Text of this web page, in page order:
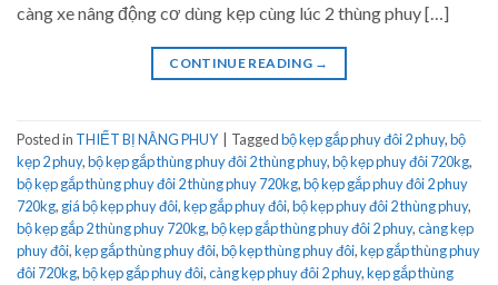
càng xe nâng động cơ dùng kẹp cùng lúc 2 thùng phuy […]
CONTINUE READING →
Posted in THIẾT BỊ NÂNG PHUY Taggedbộ kẹp gắp phuy đôi 2 phuy,bộ
kẹp 2 phuy,bộ kẹp gắp thùng phuy đôi 2 thùng phuy,bộ kẹp phuy đôi 720kg,
bộ kẹp gắp thùng phuy đôi 2 thùng phuy 720kg,bộ kẹp gắp phuy đôi 2 phuy
720kg, giá bộ kẹp phuy đôi,kẹp gắp phuy đôi,bộ kẹp phuy đôi 2 thùng phuy,
bộ kẹp gắp 2 thùng phuy 720kg,bộ kẹp gắp thùng phuy đôi 2 phuy,càng kẹp
phuy đôi,kẹp gắp thùng phuy đôi,bộ kẹp thùng phuy đôi,kẹp gắp thùng phuy
đôi 720kg,bộ kẹp gắp phuy đôi,càng kẹp phuy đôi 2 phuy,kẹp gắp thùng